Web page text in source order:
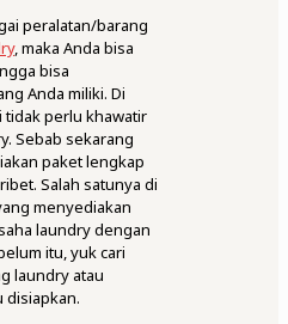
peralatan/barang
, maka Anda bisa
bisa
Anda miliki. Di
perlu khawatir
Sebab sekarang
paket lengkap
Salah satunya di
menyediakan
laundry dengan
itu, yuk cari
laundry atau
disiapkan.